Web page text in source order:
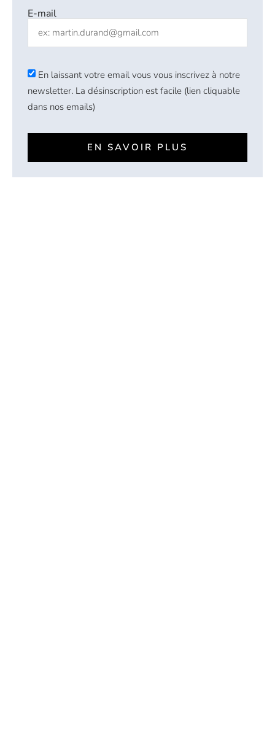
E-mail
En laissant votre email vous vous inscrivez à notre
newsletter. La désinscription est facile (lien cliquable
dans nos emails)
EN SAVOIR PLUS